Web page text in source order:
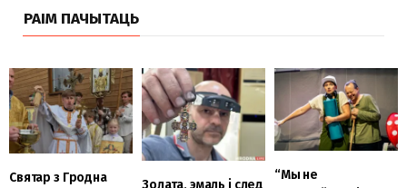
РАІМ ПАЧЫТАЦЬ
Святар з Гродна
“Мы не